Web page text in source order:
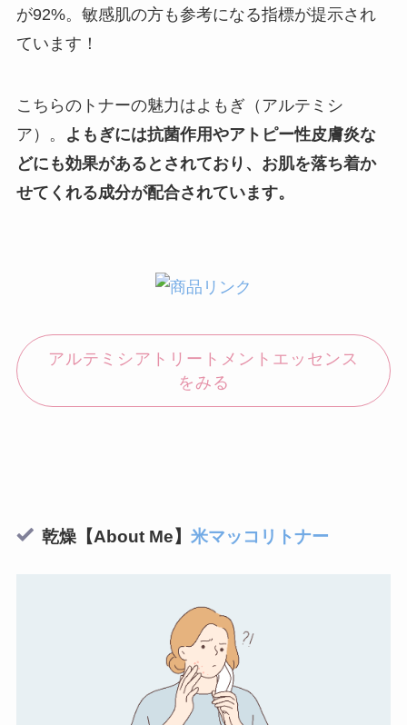
が92%。敏感肌の方も参考になる指標が提示され
ています！
こちらのトナーの魅力はよもぎ（ アルテミシ
ア）。
よもぎには抗菌作用やアトピー性皮膚炎な
どにも効果があるとされており、お肌を落ち着か
せてくれる成分が配合されています。
アルテミシアトリートメントエッセンス
をみる
乾燥【About Me】米マッコリトナー